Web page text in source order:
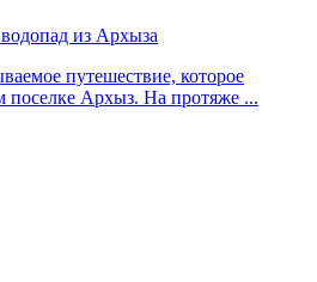
из Архыза
путешествие, которое
поселке Архыз. На протяже ...